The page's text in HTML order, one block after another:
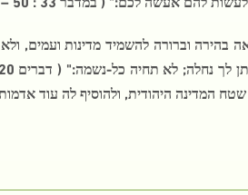
המדינה היהודית, ולהוסיף לה עוד